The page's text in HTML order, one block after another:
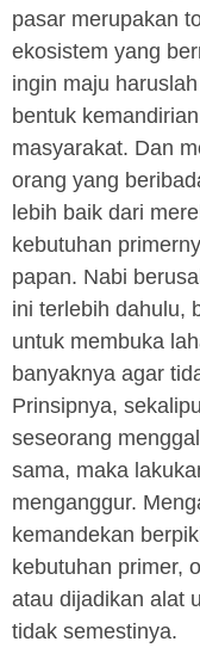
pasar merupakan
ekosistem yang
ingin maju
bentuk
masyarakat. Dan
orang yang
lebih baik dari
kebutuhan
papan. Nabi
ini terlebih dahulu,
untuk membuka
banyaknya agar
Prinsipnya,
seseorang
sama, maka
menganggur.
kemandekan
kebutuhan primer,
atau dijadikan alat
tidak semestinya.